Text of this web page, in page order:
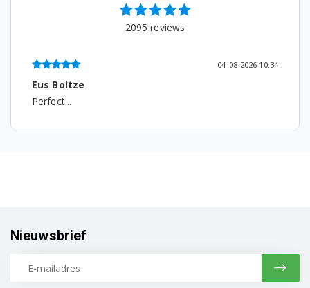
2095 reviews
04-08-2026 10:34
Eus Boltze
Perfect...
Nieuwsbrief